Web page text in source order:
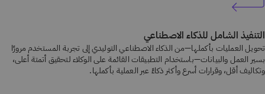
التنفيذ الشامل للذكاء الاصطناعي
تحويل العمليات بأكملها—من الذكاء الاصطناعي التوليدي إلى تجربة المستخدم مرورًا
بسير العمل والبيانات—باستخدام التطبيقات القائمة على الوكلاء لتحقيق أتمتة أعلى،
وتكاليف أقل، وقرارات أسرع وأكثر ذكاءً عبر العملية بأكملها.